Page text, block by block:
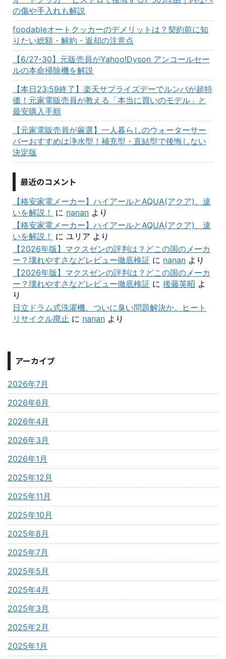
の傷や手入れも解説
foodableオートクッカーのデメリットは？契約前に知
りたい総額・解約・返却の注意点
【6/27-30】元販売員がYahoo!Dyson アンコールセー
ルの本命掃除機を解説
【本日23:59終了】楽天サプライズデーでルンバが超特
価！元家電販売員が教える「本当に買いのモデル」と
最安購入手順
【元家電販売員が厳選】一人暮らしのウォーターサー
バーおすすめは浄水型！補充型・直結型で後悔しない
決定版
最近のコメント
【格安家電メーカー】ハイアールとAQUA(アクア)、違
いを解説！
に nanan より
【格安家電メーカー】ハイアールとAQUA(アクア)、違
いを解説！
に ユリア より
【2026年版】マクスゼンの評判は？どこの国のメーカ
ー？壊れやすさなどレビュー徹底検証 に nanan より
【2026年版】マクスゼンの評判は？どこの国のメーカ
ー？壊れやすさなどレビュー徹底検証 に 後藤英昭 よ
り
日立ドラム式洗濯機、ついに臭い問題解決か。ヒート
リサイクル廃止 に nanan より
アーカイブ
2026年7月
2026年6月
2026年4月
2026年3月
2026年1月
2025年12月
2025年11月
2025年10月
2025年8月
2025年7月
2025年5月
2025年4月
2025年3月
2025年2月
2025年1月